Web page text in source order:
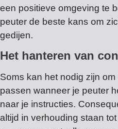
een positieve omgeving te
peuter de beste kans om
gedijen.
Het hanteren van
Soms kan het nodig zijn
passen wanneer je peuter
naar je instructies.
altijd in verhouding staan